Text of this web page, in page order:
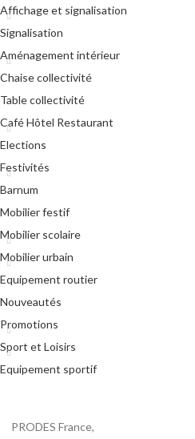
Affichage et signalisation
Signalisation
Aménagement intérieur
Chaise collectivité
Table collectivité
Café Hôtel Restaurant
Elections
Festivités
Barnum
Mobilier festif
Mobilier scolaire
Mobilier urbain
Equipement routier
Nouveautés
Promotions
Sport et Loisirs
Equipement sportif
PRODES France,